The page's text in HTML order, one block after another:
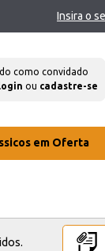
Insira o
como convidado
ou cadastre-se
em Oferta